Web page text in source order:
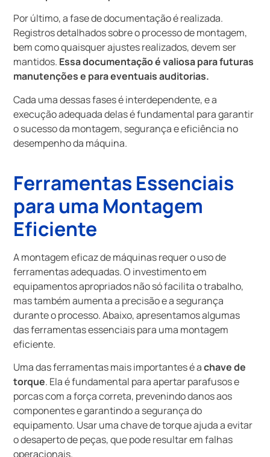
Por último, a fase de documentação é realizada.
Registros detalhados sobre o processo de montagem,
bem como quaisquer ajustes realizados, devem ser
mantidos. Essa documentação é valiosa para futuras
manutenções e para eventuais auditorias.
Cada uma dessas fases é interdependente, e a
execução adequada delas é fundamental para garantir
o sucesso da montagem, segurança e eficiência no
desempenho da máquina.
Ferramentas Essenciais
para uma Montagem
Eficiente
A montagem eficaz de máquinas requer o uso de
ferramentas adequadas. O investimento em
equipamentos apropriados não só facilita o trabalho,
mas também aumenta a precisão e a segurança
durante o processo. Abaixo, apresentamos algumas
das ferramentas essenciais para uma montagem
eficiente.
Uma das ferramentas mais importantes é achave de
torque. Ela é fundamental para apertar parafusos e
porcas com a força correta, prevenindo danos aos
componentes e garantindo a segurança do
equipamento. Usar uma chave de torque ajuda a evitar
o desaperto de peças, que pode resultar em falhas
operacionais.